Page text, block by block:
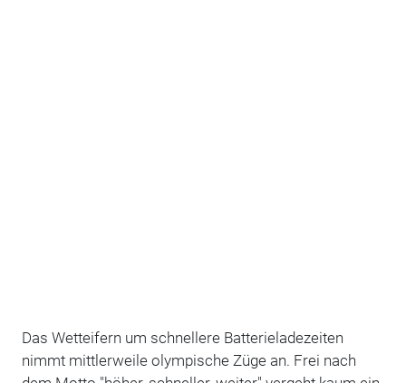
Das Wetteifern um schnellere Batterieladezeiten
nimmt mittlerweile olympische Züge an. Frei nach